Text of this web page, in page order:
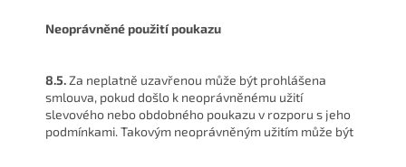
Neoprávněné použití poukazu
8.5.Za neplatně uzavřenou může být prohlášena
smlouva, pokud došlo k neoprávněnému užití
slevového nebo obdobného poukazu v rozporu s jeho
podmínkami. Takovým neoprávněným užitím může být